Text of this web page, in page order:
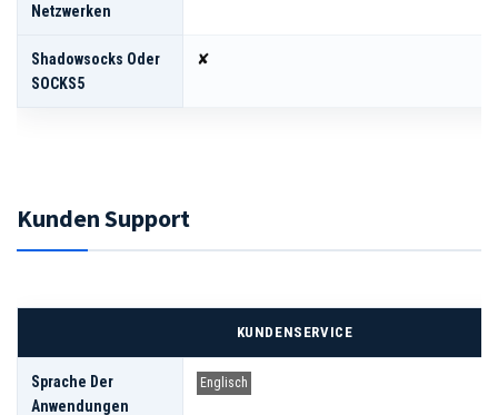
Netzwerken
Shadowsocks Oder
SOCKS5
✘
Kunden Support
KUNDENSERVICE
Sprache Der
Anwendungen
Englisch